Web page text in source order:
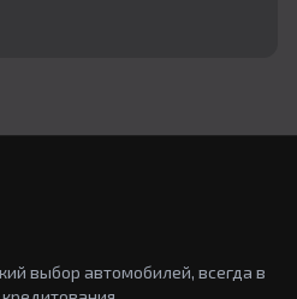
выбор автомобилей, всегда в